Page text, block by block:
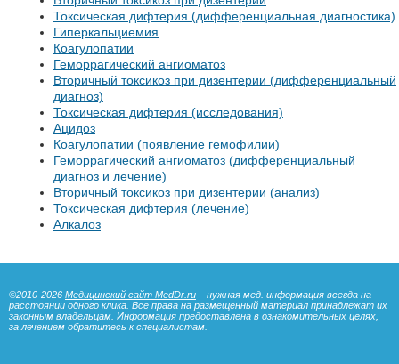
Токсическая дифтерия (дифференциальная диагностика)
Гиперкальциемия
Коагулопатии
Геморрагический ангиоматоз
Вторичный токсикоз при дизентерии (дифференциальный
диагноз)
Токсическая дифтерия (исследования)
Ацидоз
Коагулопатии (появление гемофилии)
Геморрагический ангиоматоз (дифференциальный
диагноз и лечение)
Вторичный токсикоз при дизентерии (анализ)
Токсическая дифтерия (лечение)
Алкалоз
©2010-2026 Медицинский сайт MedDr.ru – нужная мед. информация всегда на
расстоянии одного клика. Все права на размещенный материал принадлежат их
законным владельцам. Информация предоставлена в ознакомительных целях,
за лечением обратитесь к специалистам.